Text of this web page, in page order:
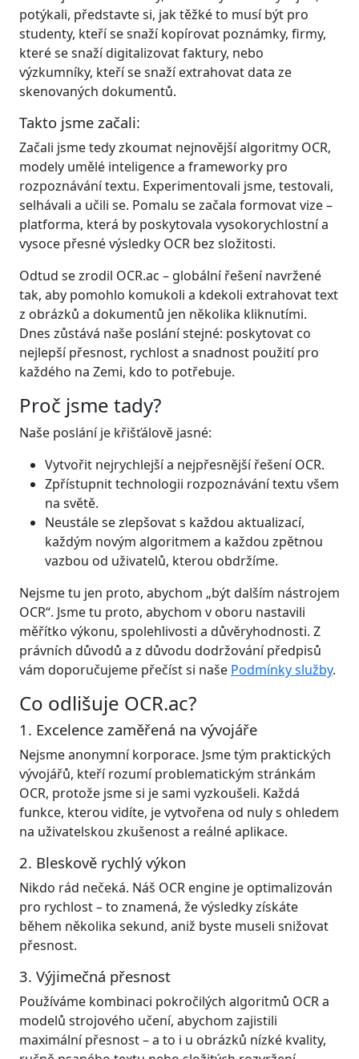
potýkali, představte si, jak těžké to musí být pro
studenty, kteří se snaží kopírovat poznámky, firmy,
které se snaží digitalizovat faktury, nebo
výzkumníky, kteří se snaží extrahovat data ze
skenovaných dokumentů.
Takto jsme začali:
Začali jsme tedy zkoumat nejnovější algoritmy OCR,
modely umělé inteligence a frameworky pro
rozpoznávání textu. Experimentovali jsme, testovali,
selhávali a učili se. Pomalu se začala formovat vize –
platforma, která by poskytovala vysokorychlostní a
vysoce přesné výsledky OCR bez složitosti.
Odtud se zrodil OCR.ac – globální řešení navržené
tak, aby pomohlo komukoli a kdekoli extrahovat text
z obrázků a dokumentů jen několika kliknutími.
Dnes zůstává naše poslání stejné: poskytovat co
nejlepší přesnost, rychlost a snadnost použití pro
každého na Zemi, kdo to potřebuje.
Proč jsme tady?
Naše poslání je křišťálově jasné:
Vytvořit nejrychlejší a nejpřesnější řešení OCR.
Zpřístupnit technologii rozpoznávání textu všem
na světě.
Neustále se zlepšovat s každou aktualizací,
každým novým algoritmem a každou zpětnou
vazbou od uživatelů, kterou obdržíme.
Nejsme tu jen proto, abychom „být dalším nástrojem
OCR“. Jsme tu proto, abychom v oboru nastavili
měřítko výkonu, spolehlivosti a důvěryhodnosti. Z
právních důvodů a z důvodu dodržování předpisů
vám doporučujeme přečíst si naše Podmínky služby.
Co odlišuje OCR.ac?
1. Excelence zaměřená na vývojáře
Nejsme anonymní korporace. Jsme tým praktických
vývojářů, kteří rozumí problematickým stránkám
OCR, protože jsme si je sami vyzkoušeli. Každá
funkce, kterou vidíte, je vytvořena od nuly s ohledem
na uživatelskou zkušenost a reálné aplikace.
2. Bleskově rychlý výkon
Nikdo rád nečeká. Náš OCR engine je optimalizován
pro rychlost – to znamená, že výsledky získáte
během několika sekund, aniž byste museli snižovat
přesnost.
3. Výjimečná přesnost
Používáme kombinaci pokročilých algoritmů OCR a
modelů strojového učení, abychom zajistili
maximální přesnost – a to i u obrázků nízké kvality,